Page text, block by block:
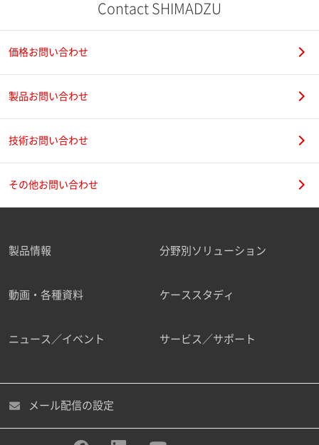
Contact SHIMADZU
価格お問い合わせ
製品お問い合わせ
技術お問い合わせ
その他お問い合わせ
製品情報 分野別ソリューション
動画・各種資料 ケーススタディ
ニュース／イベント サービス／サポート
メール配信の設定